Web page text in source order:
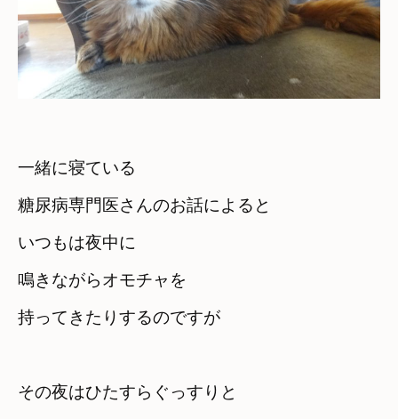
一緒に寝ている
糖尿病専門医さんのお話によると
いつもは夜中に
鳴きながらオモチャを
持ってきたりするのですが
その夜はひたすらぐっすりと